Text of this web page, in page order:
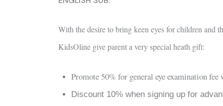
With the desire to bring keen eyes for children and
KidsOline give parent a very special heath gift:
Promote 50% for general eye examination
Discount 10% when signing up for